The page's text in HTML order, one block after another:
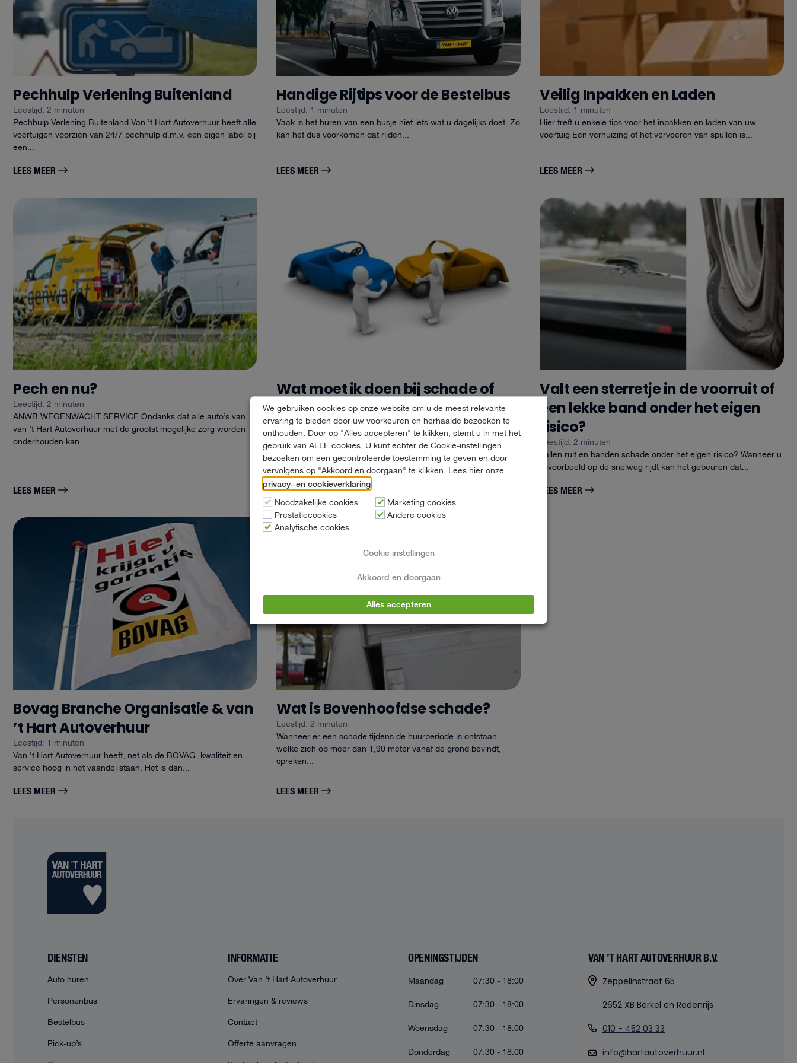
Pechhulp Verlening Buitenland
Leestijd: 2 minuten
Pechhulp Verlening Buitenland Van ’t Hart Autoverhuur heeft alle
voertuigen voorzien van 24/7 pechhulp d.m.v. een eigen label bij
een...
LEES MEER
Handige Rijtips voor de Bestelbus
Leestijd: 1 minuten
Vaak is het huren van een busje niet iets wat u dagelijks doet. Zo
kan het dus voorkomen dat rijden...
LEES MEER
Veilig Inpakken en Laden
Leestijd: 1 minuten
Hier treft u enkele tips voor het inpakken en laden van uw
voertuig Een verhuizing of het vervoeren van spullen is...
LEES MEER
Pech en nu?
Leestijd: 2 minuten
ANWB WEGENWACHT SERVICE Ondanks dat alle auto’s van
van ’t Hart Autoverhuur met de grootst mogelijke zorg worden
onderhouden kan...
LEES MEER
Wat moet ik doen bij schade of
een ongeval?
Leestijd: 3 minuten
Schade of een ongeval met een huurauto van van ’t Hart
Autoverhuur Ondanks uw rijervaring en voorzichtigheid kan het
voorkomen...
LEES MEER
Valt een sterretje in de voorruit of
een lekke band onder het eigen
risico?
Leestijd: 2 minuten
Vallen ruit en banden schade onder het eigen risico? Wanneer u
bijvoorbeeld op de snelweg rijdt kan het gebeuren dat...
LEES MEER
Bovag Branche Organisatie & van
’t Hart Autoverhuur
Leestijd: 1 minuten
Van ’t Hart Autoverhuur heeft, net als de BOVAG, kwaliteit en
service hoog in het vaandel staan. Het is dan...
LEES MEER
Wat is Bovenhoofdse schade?
Leestijd: 2 minuten
Wanneer er een schade tijdens de huurperiode is ontstaan
welke zich op meer dan 1,90 meter vanaf de grond bevindt,
spreken...
LEES MEER
DIENSTEN
Auto huren
Personenbus
Bestelbus
Pick-up’s
INFORMATIE
Over Van ’t Hart Autoverhuur
Ervaringen & reviews
Contact
Offerte aanvragen
OPENINGSTIJDEN
Maandag
07:30 - 18:00
Dinsdag
07:30 - 18:00
Woensdag
07:30 - 18:00
Donderdag
07:30 - 18:00
VAN ’T HART AUTOVERHUUR B.V.
Zeppelinstraat 65
2652 XB Berkel en Rodenrijs
010 - 452 03 33
info@hartautoverhuur.nl
We gebruiken cookies op onze website om u de meest relevante
ervaring te bieden door uw voorkeuren en herhaalde bezoeken te
onthouden. Door op "Alles accepteren" te klikken, stemt u in met het
gebruik van ALLE cookies. U kunt echter de Cookie-instellingen
bezoeken om een gecontroleerde toestemming te geven en door
vervolgens op "Akkoord en doorgaan" te klikken. Lees hier onze
privacy- en cookieverklaring
Noodzakelijke cookies
Prestatiecookies
Analytische cookies
Marketing cookies
Andere cookies
Cookie instellingen
Akkoord en doorgaan
Alles accepteren